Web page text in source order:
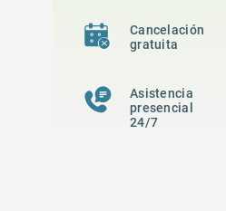
Cancelación
gratuita
Asistencia
presencial
24/7